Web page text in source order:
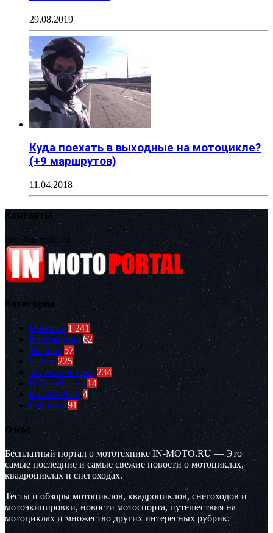
29.08.2019
Куда поехать в выходные на мотоцикле?
(+9 маршрутов)
11.04.2018
Контакты
info@in-moto.ru
Категории
Новости 1 241
Кастом зона 62
Youtube 57
Спорт 225
Тесты и обзоры 234
Путешествия 14
EICMA2019 4
Рубрики 91
О нас
Бесплатный портал о мототехнике IN-MOTO.RU — Это
самые последние и самые свежие новости о мотоциклах,
квадроциклах и снегоходах.
Тесты и обзоры мотоциклов, квадроциклов, снегоходов и
мотоэкипировки, новости мотоспорта, путешествия на
мотоциклах и множество других интересных рубрик.